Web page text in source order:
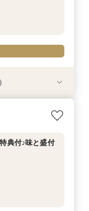
4品試食＋ランク
やお皿の試食４
ング相談フェア
》リニューア
ナー♪料理に癒
典付♪味と盛付